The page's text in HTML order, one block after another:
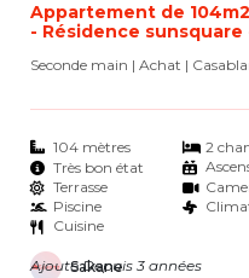
Appartement de
- Résidence sunsquare
Seconde main | Achat |
104 mètres 2
Très bon état
Terrasse
Piscine
Cuisine
Sakane
Ajouté Depuis 3 années